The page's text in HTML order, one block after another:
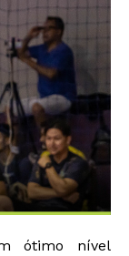
ótimo nível